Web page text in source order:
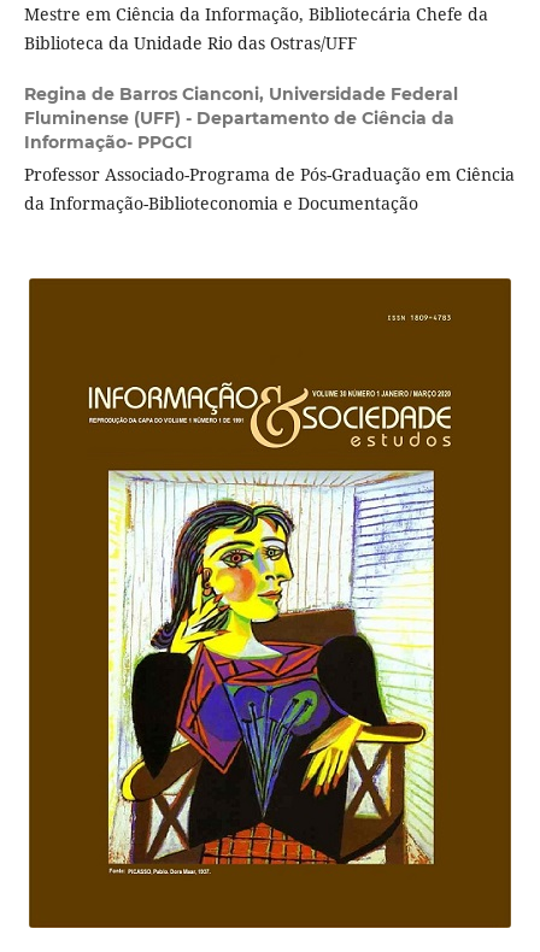
Mestre em Ciência da Informação, Bibliotecária Chefe da
Biblioteca da Unidade Rio das Ostras/UFF
Regina de Barros Cianconi, Universidade Federal
Fluminense (UFF) - Departamento de Ciência da
Informação- PPGCI
Professor Associado-Programa de Pós-Graduação em Ciência
da Informação-Biblioteconomia e Documentação